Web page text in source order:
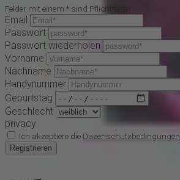
Felder mit einem * sind Pflichtfelder
Email
Passwort
Passwort wiederholen
Vorname
Nachname
Handynummer
Geburtstag
Geschlecht
privacy
Ich akzeptiere die Dazenschutzbedingungen
Registrieren